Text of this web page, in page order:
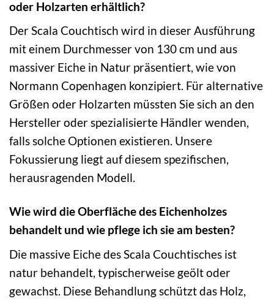
oder Holzarten erhältlich?
Der Scala Couchtisch wird in dieser Ausführung
mit einem Durchmesser von 130 cm und aus
massiver Eiche in Natur präsentiert, wie von
Normann Copenhagen konzipiert. Für alternative
Größen oder Holzarten müssten Sie sich an den
Hersteller oder spezialisierte Händler wenden,
falls solche Optionen existieren. Unsere
Fokussierung liegt auf diesem spezifischen,
herausragenden Modell.
Wie wird die Oberfläche des Eichenholzes
behandelt und wie pflege ich sie am besten?
Die massive Eiche des Scala Couchtisches ist
natur behandelt, typischerweise geölt oder
gewachst. Diese Behandlung schützt das Holz,